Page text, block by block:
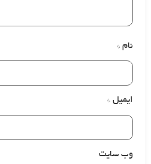
نام *
ایمیل *
وب‌ سایت